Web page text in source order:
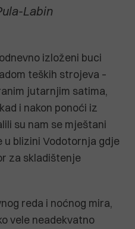
Labin
izloženi buci
teških strojeva –
jutarnjim satima,
i nakon ponoći iz
su nam se mještani
u blizini Vodotornja gdje
za skladištenje
reda i noćnog mira,
vele neadekvatno